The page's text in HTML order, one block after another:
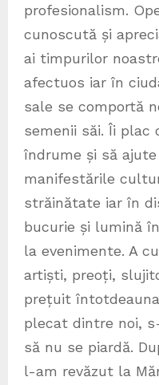
profesionalism.
cunoscută și
ai timpurilor
afectuos iar în
sale se comportă
semenii săi. Îi plac
îndrume și să
manifestările
străinătate iar în
bucurie și lumină
la evenimente. A
artiști, preoți,
prețuit
plecat dintre noi,
să nu se piardă.
l-am revăzut la